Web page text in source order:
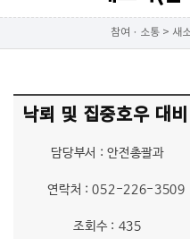
남구
분야
정보
참여ㆍ소통 > 새
낙뢰 및 집중호우 대
담당부서 : 안전총괄과
연락처 : 052-226-3509
조회수 : 435